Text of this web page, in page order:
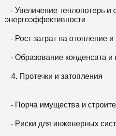
- Увеличение теплопотерь и
энергоэффективности
- Рост затрат на отопление
- Образование конденсата и
Протечки и затопления
- Порча имущества и
- Риски для инженерных